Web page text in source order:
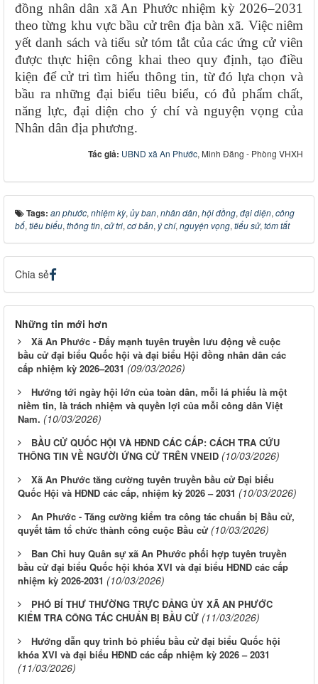
đồng nhân dân xã An Phước nhiệm kỳ 2026–2031
theo từng khu vực bầu cử trên địa bàn xã. Việc niêm
yết danh sách và tiểu sử tóm tắt của các ứng cử viên
được thực hiện công khai theo quy định, tạo điều
kiện để cử tri tìm hiểu thông tin, từ đó lựa chọn và
bầu ra những đại biểu tiêu biểu, có đủ phẩm chất,
năng lực, đại diện cho ý chí và nguyện vọng của
Nhân dân địa phương.
Tác giả: UBND xã An Phước, Minh Đăng - Phòng VHXH
Tags: an phước, nhiệm kỳ, ủy ban, nhân dân, hội đồng, đại diện, công
bố, tiêu biểu, thông tin, cử tri, cơ bản, ý chí, nguyện vọng, tiểu sử, tóm tắt
Chia sẻ
Những tin mới hơn
Xã An Phước - Đẩy mạnh tuyên truyền lưu động về cuộc
bầu cử đại biểu Quốc hội và đại biểu Hội đồng nhân dân các
cấp nhiệm kỳ 2026–2031 (09/03/2026)
Hướng tới ngày hội lớn của toàn dân, mỗi lá phiếu là một
niềm tin, là trách nhiệm và quyền lợi của mỗi công dân Việt
Nam. (10/03/2026)
BẦU CỬ QUỐC HỘI VÀ HĐND CÁC CẤP: CÁCH TRA CỨU
THÔNG TIN VỀ NGƯỜI ỨNG CỬ TRÊN VNEID (10/03/2026)
Xã An Phước tăng cường tuyên truyền bầu cử Đại biểu
Quốc Hội và HĐND các cấp, nhiệm kỳ 2026 – 2031 (10/03/2026)
An Phước - Tăng cường kiểm tra công tác chuẩn bị Bầu cử,
quyết tâm tổ chức thành công cuộc Bầu cử (10/03/2026)
Ban Chỉ huy Quân sự xã An Phước phối hợp tuyên truyền
bầu cử đại biểu Quốc hội khóa XVI và đại biểu HĐND các cấp
nhiệm kỳ 2026-2031 (10/03/2026)
PHÓ BÍ THƯ THƯỜNG TRỰC ĐẢNG ỦY XÃ AN PHƯỚC
KIỂM TRA CÔNG TÁC CHUẨN BỊ BẦU CỬ (11/03/2026)
Hướng dẫn quy trình bỏ phiếu bầu cử đại biểu Quốc hội
khóa XVI và đại biểu HĐND các cấp nhiệm kỳ 2026 – 2031
(11/03/2026)